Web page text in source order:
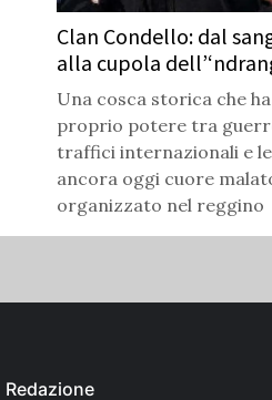
Clan Condello: dal
alla cupola
Una cosca storica che
proprio potere tra
traffici internazionali e
ancora oggi cuore
organizzato nel reggino
Redazione